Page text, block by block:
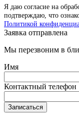
Я даю согласие на
подтверждаю, что
Политикой
Заявка отправлена
Мы перезвоним в
Имя
Контактный телефон
Записаться